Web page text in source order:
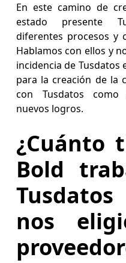
En este camino de
estado presente
diferentes procesos y
Hablamos con ellos y
incidencia de Tusdatos
para la creación de la
con Tusdatos como
nuevos logros.
¿Cuánto
Bold
nos